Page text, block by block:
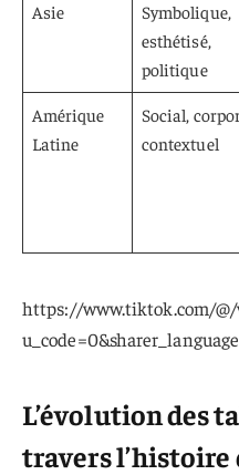
Asie
Symbolique,
esthétisé,
politique
Amérique
Latine
Social,
contextuel
https://www.tiktok.com/@/
L’évolution des
travers l’histoire